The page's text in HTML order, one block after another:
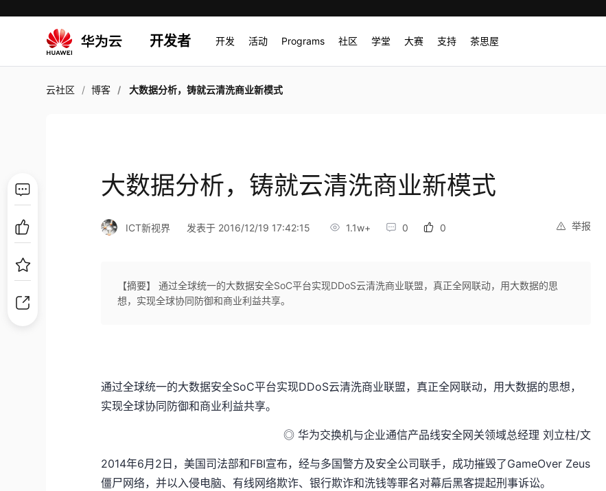
开发者 开发 活动 Programs 社区 学堂 大赛 支持 茶思屋
云社区 博客 大数据分析，铸就云清洗商业新模式
大数据分析，铸就云清洗商业新模式
举报
ICT新视界 发表于 2016/12/19 17:42:15 1.1w+ 0 0
【摘要】 通过全球统一的大数据安全SoC平台实现DDoS云清洗商业联盟，真正全网联动，用大数据的思
想，实现全球协同防御和商业利益共享。
通过全球统一的大数据安全SoC平台实现DDoS云清洗商业联盟，真正全网联动，用大数据的思想，
实现全球协同防御和商业利益共享。
◎ 华为交换机与企业通信产品线安全网关领域总经理 刘立柱/文
2014年6月2日，美国司法部和FBI宣布，经与多国警方及安全公司联手，成功摧毁了GameOver Zeus
僵尸网络，并以入侵电脑、有线网络欺诈、银行欺诈和洗钱等罪名对幕后黑客提起刑事诉讼。